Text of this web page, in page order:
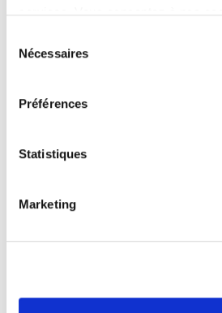
Nécessaires
Préférences
Statistiques
Marketing